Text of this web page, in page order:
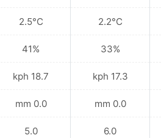
2.2°C
33%
17.3 kph
0.0 mm
6.0
2.5°C
41%
18.7 kph
0.0 mm
5.0